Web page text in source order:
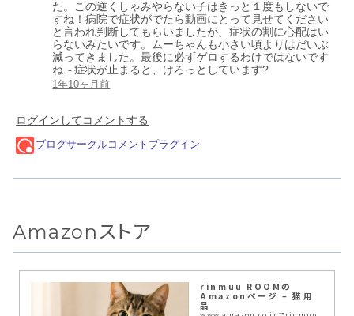
Amazonストア
rinmuu ROOMの
Amazonページ – 猫用
品